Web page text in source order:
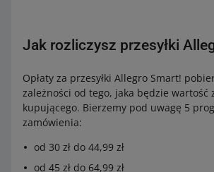
Jak rozliczysz przesyłki
Opłaty za przesyłki Allegro Smart!
zależności od tego, jaka będzie wartość
kupującego. Bierzemy pod uwagę 5
zamówienia:
od 30 zł do 44,99 zł
od 45 zł do 64,99 zł